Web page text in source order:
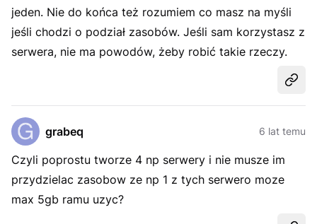
jeden. Nie do końca też rozumiem co masz na myśli
jeśli chodzi o podział zasobów. Jeśli sam korzystasz z
serwera, nie ma powodów, żeby robić takie rzeczy.
grabeq 6 lat temu
Czyli poprostu tworze 4 np serwery i nie musze im
przydzielac zasobow ze np 1 z tych serwero moze
max 5gb ramu uzyc?